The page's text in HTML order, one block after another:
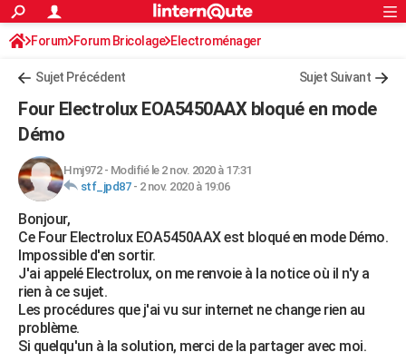
ACTUALITÉS
Politique
Société
Faits Divers
Education
Monde
Villes
+
Programme TV
TNTStreaming
Cinéma
Sorties cinéma
Musique
+FINANCE
Retraite
Impôts
Epargne
Immobilier
Risques naturels par ville
Banque
Assurance
Crédit
AUTO
Essais
Réserver un essai
Citadines
Berlines
SUV
Forum auto
HIGH-TECH
Mobiles
Meilleur smartphone
Internet
Ordinateurs
Jeux vidéo
Guide high-tech
+BRICOLAGE
Forum
Aménagement intérieur
Extérieur
Cuisine
Salle de bains
Jardinage
Rangement
WEEK-END
Guides de France
Escapades
Patrimoine
Expositions
Musées
Week-end nature
+LIFESTYLE
Art de vivre
Bien-être
Loisirs
Mode
Modes de vie
SANTE
S'inscrire
Connexion
Forum Forum Bricolage Electroménager
Sujet Précédent Sujet Suivant
Four Electrolux EOA5450AAX bloqué en mode
Démo
Hmj972- Modifié le 2 nov. 2020 à 17:31
stf_jpd87- 2 nov. 2020 à 19:06
Bonjour,
Ce Four Electrolux EOA5450AAX est bloqué en mode Démo.
Impossible d'en sortir.
J'ai appelé Electrolux, on me renvoie à la notice où il n'y a
rien à ce sujet.
Les procédures que j'ai vu sur internet ne change rien au
problème.
Si quelqu'un à la solution, merci de la partager avec moi.